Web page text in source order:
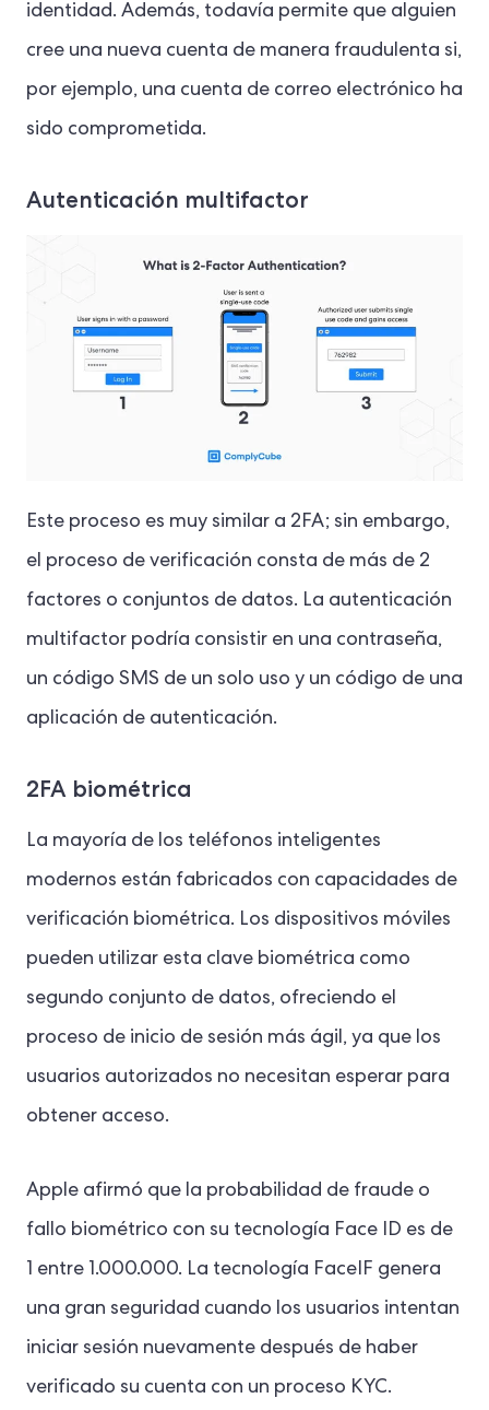
identidad. Además, todavía permite que alguien
cree una nueva cuenta de manera fraudulenta si,
por ejemplo, una cuenta de correo electrónico ha
sido comprometida.
Autenticación multifactor
Este proceso es muy similar a 2FA; sin embargo,
el proceso de verificación consta de más de 2
factores o conjuntos de datos. La autenticación
multifactor podría consistir en una contraseña,
un código SMS de un solo uso y un código de una
aplicación de autenticación.
2FA biométrica
La mayoría de los teléfonos inteligentes
modernos están fabricados con capacidades de
verificación biométrica. Los dispositivos móviles
pueden utilizar esta clave biométrica como
segundo conjunto de datos, ofreciendo el
proceso de inicio de sesión más ágil, ya que los
usuarios autorizados no necesitan esperar para
obtener acceso.
Apple afirmó que la probabilidad de fraude o
fallo biométrico con su tecnología Face ID es de
1 entre 1.000.000. La tecnología FaceIF genera
una gran seguridad cuando los usuarios intentan
iniciar sesión nuevamente después de haber
verificado su cuenta con un proceso KYC.